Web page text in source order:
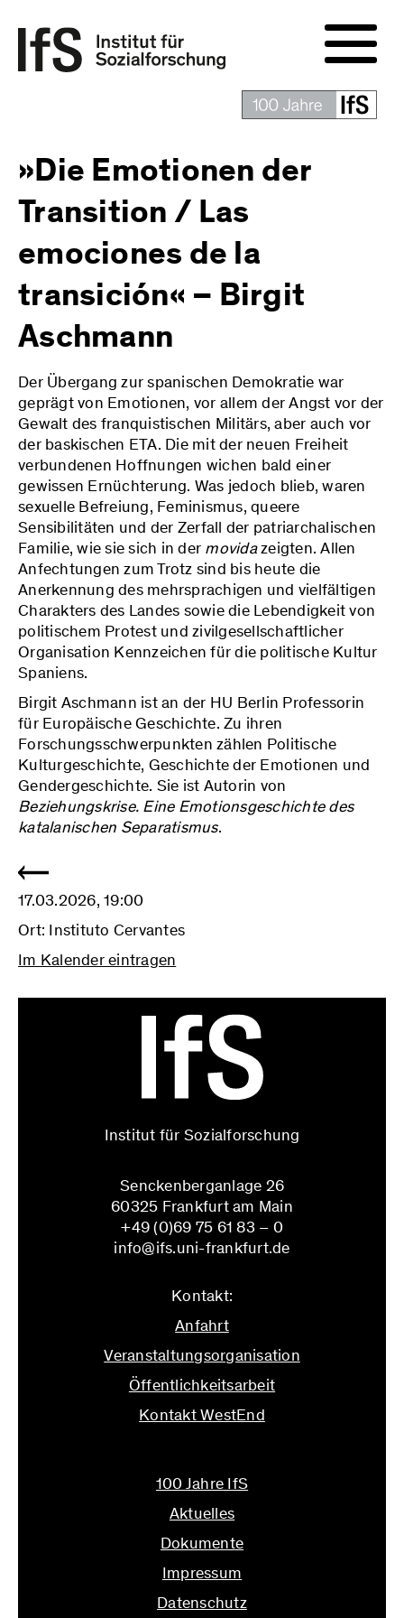
»Die Emotionen der
Transition / Las
emociones de la
transición« – Birgit
Aschmann
Der Übergang zur spanischen Demokratie war
geprägt von Emotionen, vor allem der Angst vor der
Gewalt des franquistischen Militärs, aber auch vor
der baskischen ETA. Die mit der neuen Freiheit
verbundenen Hoffnungen wichen bald einer
gewissen Ernüchterung. Was jedoch blieb, waren
sexuelle Befreiung, Feminismus, queere
Sensibilitäten und der Zerfall der patriarchalischen
Familie, wie sie sich in der movidazeigten. Allen
Anfechtungen zum Trotz sind bis heute die
Anerkennung des mehrsprachigen und vielfältigen
Charakters des Landes sowie die Lebendigkeit von
politischem Protest und zivilgesellschaftlicher
Organisation Kennzeichen für die politische Kultur
Spaniens.
Birgit Aschmann ist an der HU Berlin Professorin
für Europäische Geschichte. Zu ihren
Forschungsschwerpunkten zählen Politische
Kulturgeschichte, Geschichte der Emotionen und
Gendergeschichte. Sie ist Autorin von
Beziehungskrise. Eine Emotionsgeschichte des
katalanischen Separatismus.
17.03.2026, 19:00
Ort: Instituto Cervantes
Im Kalender eintragen
Institut für Sozialforschung
Senckenberganlage 26
60325 Frankfurt am Main
+49 (0)69 75 61 83 – 0
info@ifs.uni-frankfurt.de
Kontakt:
Anfahrt
Veranstaltungsorganisation
Öffentlichkeitsarbeit
Kontakt WestEnd
100 Jahre IfS
Aktuelles
Dokumente
Impressum
Datenschutz